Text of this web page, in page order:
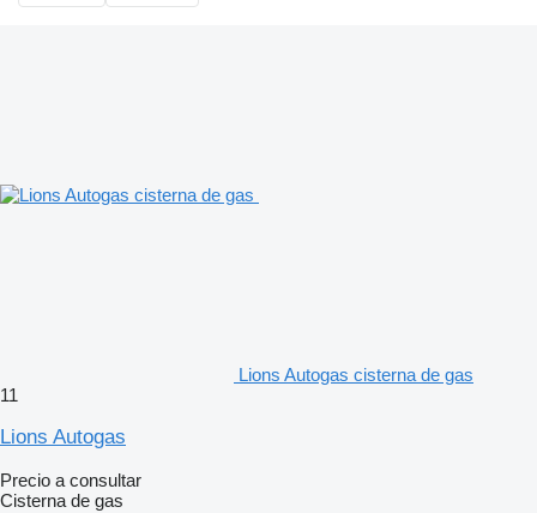
Lions Autogas cisterna de gas
11
Lions Autogas
Precio a consultar
Cisterna de gas